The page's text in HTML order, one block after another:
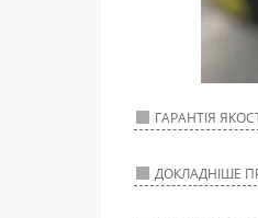
ГАРАНТІЯ
ДОКЛАДНІШЕ